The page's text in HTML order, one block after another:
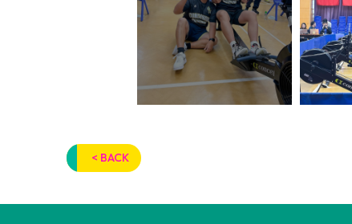
< BACK